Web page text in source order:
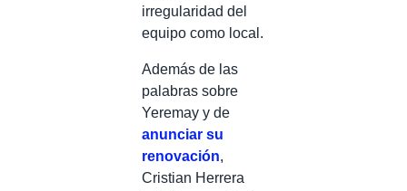
irregularidad del
equipo como local.
Además de las
palabras sobre
Yeremay y de
anunciar su
renovación,
Cristian Herrera